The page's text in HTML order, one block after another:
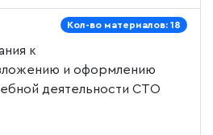
Кол-во материалов: 18
к
и оформлению
деятельности СТО